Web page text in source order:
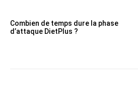
Combien de temps dure la phase
d’attaque DietPlus ?